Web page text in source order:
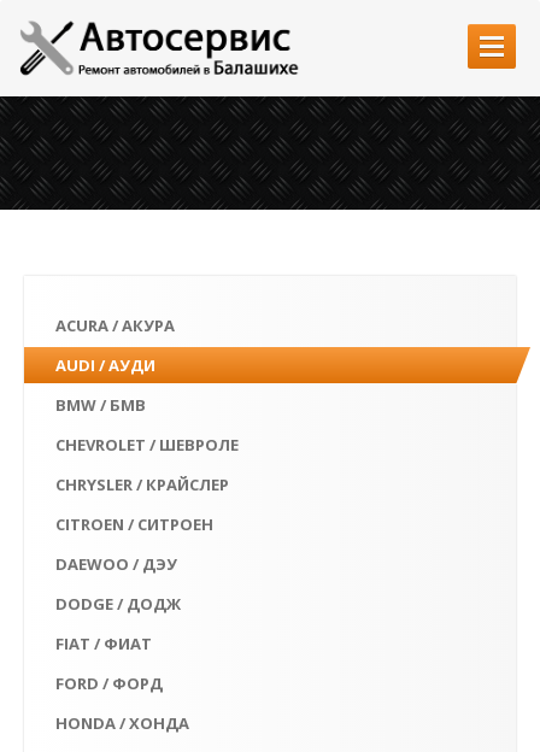
Главная
Услуги
Автозапчасти
Контакты
ACURA / АКУРА
AUDI / АУДИ
BMW / БМВ
CHEVROLET / ШЕВРОЛЕ
CHRYSLER / КРАЙСЛЕР
CITROEN / СИТРОЕН
DAEWOO / ДЭУ
DODGE / ДОДЖ
FIAT / ФИАТ
FORD / ФОРД
HONDA / ХОНДА